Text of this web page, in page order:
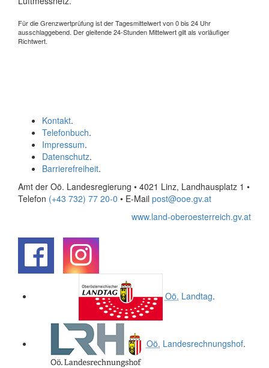
Für die Grenzwertprüfung ist der Tagesmittelwert von 0 bis 24 Uhr
ausschlaggebend. Der gleitende 24-Stunden Mittelwert gilt als vorläufiger
Richtwert.
Kontakt.
Telefonbuch.
Impressum.
Datenschutz.
Barrierefreiheit.
Amt der Oö. Landesregierung • 4021 Linz, Landhausplatz 1 •
Telefon (+43 732) 77 20-0 • E-Mail post@ooe.gv.at
www.land-oberoesterreich.gv.at
Oö. Landtag.
Oö. Landesrechnungshof.